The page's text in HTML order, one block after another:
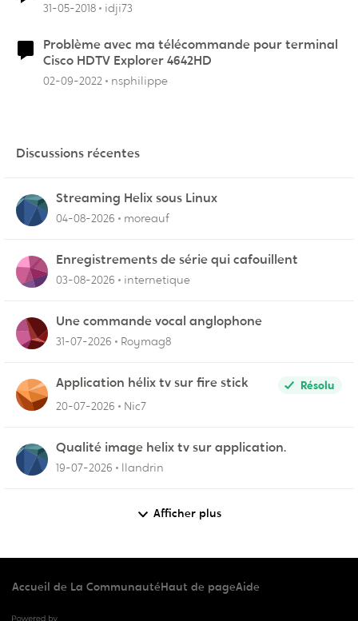
31-05-2018 idji73
Problème avec ma télécommande pour terminal
Cisco HDTV Explorer 4642HD
02-09-2022 nsphilippe
Discussions récentes
Streaming Helix sous Linux
04-08-2026 moreauf
Enregistrements de série qui cafouillent
03-08-2026 internetique
Une commande vocal anglophone
31-07-2026 Roymag8
Application hélix tv sur fire stick
Résolu
20-07-2026
Nic7
Qualité image helix tv sur application.
19-07-2026 llandrin
Afficher plus
Accueil de La CommunautéHaut de pageAide